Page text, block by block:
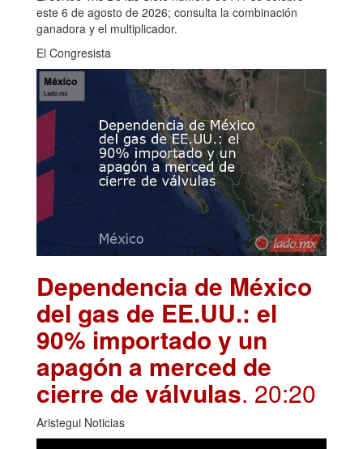
este 6 de agosto de 2026; consulta la combinación
ganadora y el multiplicador.
El Congresista
Dependencia de México
del gas de EE.UU.: el
90% importado y un
apagón a merced de
cierre de válvulas. 20:20
Aristegui Noticias